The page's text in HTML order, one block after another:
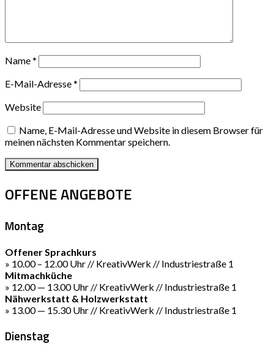
Name*
E-Mail-Adresse*
Website
Name, E-Mail-Adresse und Website in diesem Browser für
meinen nächsten Kommentar speichern.
OFFENE ANGEBOTE
Montag
Offener Sprachkurs
» 10.00 – 12.00 Uhr // KreativWerk // Industriestraße 1
Mitmachküche
» 12.00 — 13.00 Uhr // KreativWerk // Industriestraße 1
Nähwerkstatt & Holzwerkstatt
» 13.00 — 15.30 Uhr // KreativWerk // Industriestraße 1
Dienstag